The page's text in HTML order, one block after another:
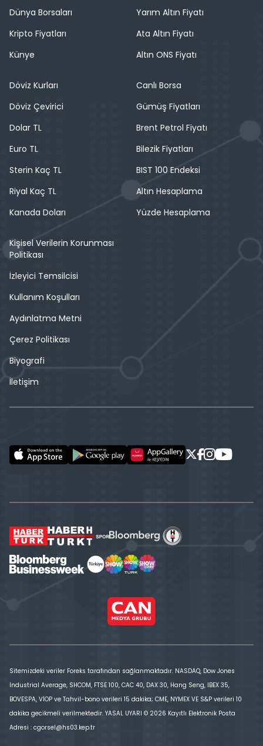
Dünya Borsaları
Kripto Fiyatları
Künye
Yarım Altın Fiyatı
Ata Altın Fiyatı
Altın ONS Fiyatı
Döviz Kurları
Döviz Çevirici
Dolar TL
Euro TL
Sterin Kaç TL
Riyal Kaç TL
Kanada Doları
Canlı Borsa
Gümüş Fiyatları
Brent Petrol Fiyatı
Bilezik Fiyatları
BIST 100 Endeksi
Altın Hesaplama
Yüzde Hesaplama
Kişisel Verilerin Korunması
Politikası
İzleyici Temsilcisi
Kullanım Koşulları
Aydınlatma Metni
Çerez Politikası
Biyografi
İletişim
Sitemizdeki veriler Foreks tarafından sağlanmaktadır. NASDAQ, Dow Jones
Industrial Average, SHCOM, FTSE 100, CAC 40, DAX 30, Hang Seng, IBEX 35,
BOVESPA, VİOP ve Tahvil-bono verileri 15 dakika; CME, NYMEX VE S&P verileri 10
dakika gecikmeli verilmektedir. YASAL UYARI © 2026 Kayıtlı Elektronik Posta
Adresi : cgorsel@hs03.kep.tr